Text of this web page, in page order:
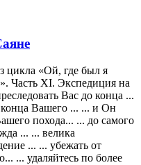
цикла «Ой, где был я
Часть XI. Экспедиция на
Вас до конца ...
конца Вашего ... ... и Он
похода... ... до самого
... ... велика
... ... убежать от
... удаляйтесь по более